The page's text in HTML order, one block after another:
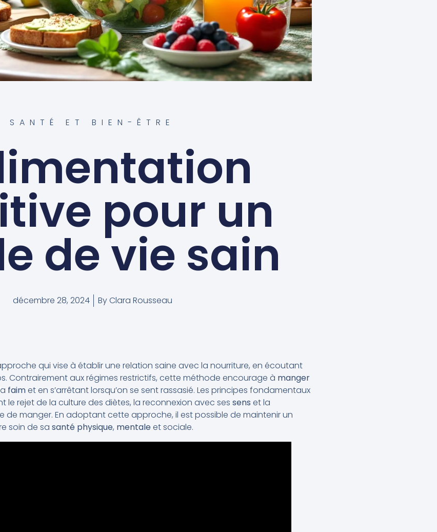
SANTÉ ET BIEN-ÊTRE
pour un
de vie sain
décembre 28, 2024 ByClara Rousseau
qui vise à établir une relation saine avec la nourriture, en écoutant
Contrairement aux régimes restrictifs, cette méthode encourage à manger
faimet en s’arrêtant lorsqu’on se sent rassasié. Les principes fondamentaux
le rejet de la culture des diètes, la reconnexion avec ses sens et la
de manger. En adoptant cette approche, il est possible de maintenir un
soin de sa santé physique, mentaleet sociale.